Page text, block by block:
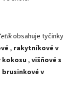
obsahuje tyčinky
, rakytníkové v
kokosu , višňové s
brusinkové v